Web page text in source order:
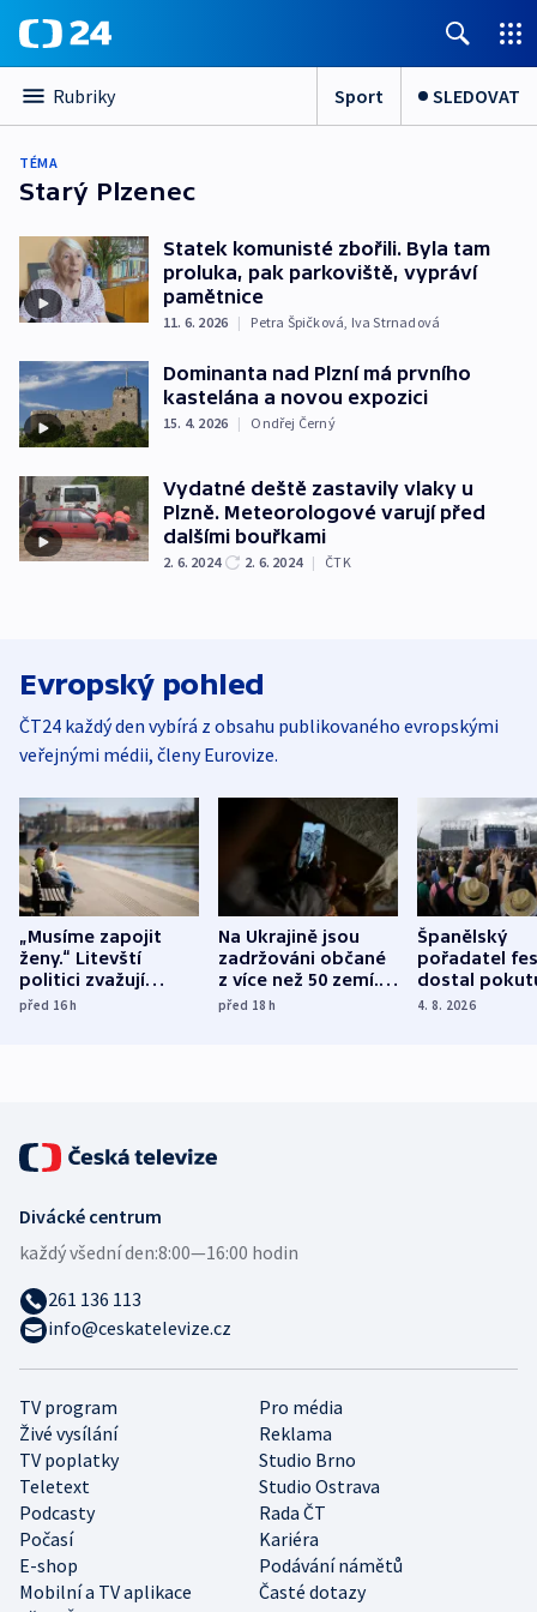
Rubriky Sport SLEDOVAT
TÉMA
Starý Plzenec
Statek komunisté zbořili. Byla tam
proluka, pak parkoviště, vypráví
pamětnice
11. 6. 2026 | Petra Špičková, Iva Strnadová
Dominanta nad Plzní má prvního
kastelána a novou expozici
15. 4. 2026 | Ondřej Černý
Vydatné deště zastavily vlaky u
Plzně. Meteorologové varují před
dalšími bouřkami
2. 6. 2024 2. 6. 2024 | ČTK
Evropský pohled
ČT24 každý den vybírá z obsahu publikovaného evropskými
veřejnými médii, členy Eurovize.
„Musíme zapojit
ženy.“ Litevští
politici zvažují
dohodu o
před 16h
Na Ukrajině jsou
zadržováni občané
z více než 50 zemí.
Bojovali na straně
před 18h
Španělský
pořadatel
dostal
nekalé
4. 8. 2026
TV program
Pro média
Živé vysílání
Reklama
TV poplatky
Studio Brno
Teletext
Studio Ostrava
Podcasty
Rada ČT
Počasí
Kariéra
E-shop
Podávání námětů
Mobilní a TV aplikace
Časté dotazy
Divácké centrum
každý všední den:8:00—16:00 hodin
261 136 113
info@ceskatelevize.cz